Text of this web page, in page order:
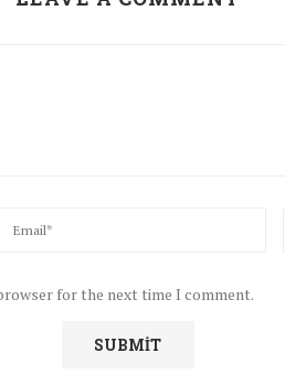
for the next time I comment.